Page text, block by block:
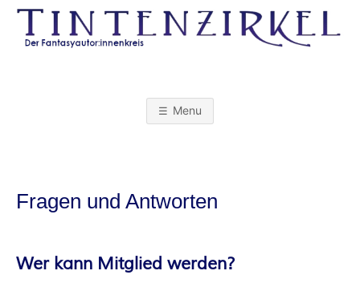
Skip
content
T
N
Menu
Fragen und Antworten
Wer kann Mitglied werden?